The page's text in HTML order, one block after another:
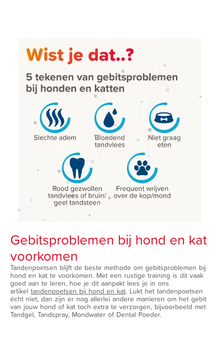
Gebitsproblemen bij hond en kat
voorkomen
Tandenpoetsen blijft de beste methode om gebitsproblemen bij
hond en kat te voorkomen. Met een rustige training is dit vaak
goed aan te leren, hoe je dit aanpakt lees je in ons
artikel tandenpoetsen bij hond en kat. Lukt het tandenpoetsen
écht niet, dan zijn er nog allerlei andere manieren om het gebit
van jouw hond of kat toch extra te verzorgen, bijvoorbeeld met
Tandgel, Tandspray, Mondwater of Dental Poeder.